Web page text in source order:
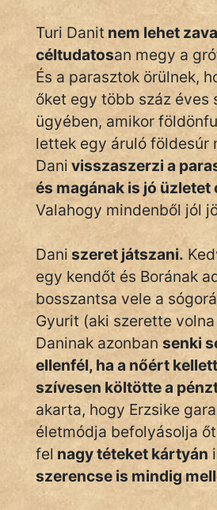
szemfüles
Turi Danit nem lehet
céltudatosan megy a
És a parasztok örülnek,
őket egy több száz éves
ügyében, amikor
lettek egy áruló földesúr
Dani visszaszerzi a
és magának is jó üzletet
Valahogy mindenből jól
Dani szeret játszani.
egy kendőt és Borának
bosszantsa vele a
Gyurit (aki szerette
Daninak azonban senki
ellenfél, ha a nőért
szívesen költötte a
akarta, hogy Erzsike
életmódja befolyásolja
fel nagy téteket kártyán
szerencse is mindig